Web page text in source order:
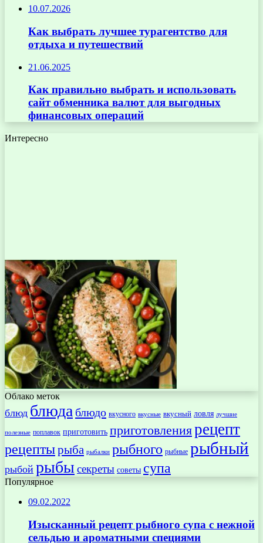
10.07.2026
Как выбрать лучшее турагентство для
отдыха и путешествий
21.06.2025
Как правильно выбрать и использовать
сайт обменника валют для выгодных
финансовых операций
Интересно
Облако меток
блюд блюда блюдо вкусного вкусные вкусный ловля лучшие
полезные поплавок приготовить приготовлениярецепт
рецептырыба рыбалки рыбного рыбные рыбный
рыбой рыбысекреты советы супа
Популярное
09.02.2022
Изысканный рецепт рыбного супа с нежной
сельдью и ароматными специями